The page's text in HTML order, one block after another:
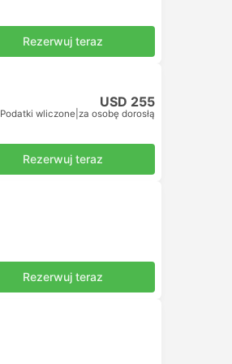
Rezerwuj teraz
USD 255
Podatki wliczone za osobę dorosłą
Rezerwuj teraz
Rezerwuj teraz